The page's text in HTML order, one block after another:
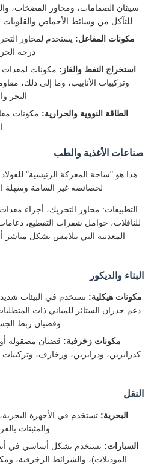
سيقان الصمامات، ومحاور المضخات،
للتآكل من وسائط الأحماض والقلويات
مكونات المفاعل:يستخدم لمحاور التحريك،
درجة
استخراج النفط والغاز: مكونات لمعدات
وتركيبات الأنابيب، وما إلى ذلك، مقاومة
البحر
الطاقة النووية والحرارية: مكونات مقاومة
صناعات الأغذية والطب
لخصائصه غير السامة وسهلة
التطبيقات: محاور التحريك، أجزاء معدات
للناقلات، حوامل شفرات التقطيع، دعامات
المعدنية التي تتلامس بشكل مباشر أو
البناء والديكور
مكونات هيكلية:تستخدم في البيئات شديدة
دعم جدران الستائر للمباني ذات المتطلبات
وقضبان ربط الجسور،
مكونات زخرفية:قضبان مصقولة أو
كدرابزين، ودرابزين، وزخارف، وتركيبات
البحرية:تستخدم في الأجهزة البحرية،
والمثبتات بالقرب
السيارات:تستخدم بشكل أساسي في أنظمة
الموديلات)، والشرائط الزخرفية،